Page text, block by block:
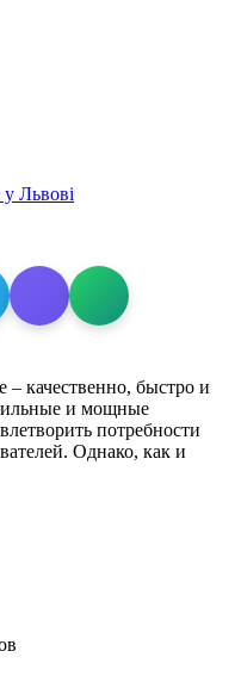
Львові
качественно, быстро и
и мощные
потребности
Однако, как и